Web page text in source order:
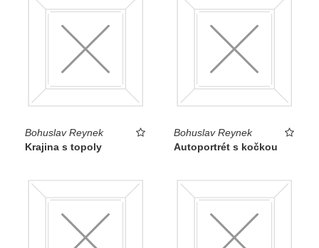
Bohuslav Reynek
Krajina s topoly
Bohuslav Reynek
Autoportrét s kočkou